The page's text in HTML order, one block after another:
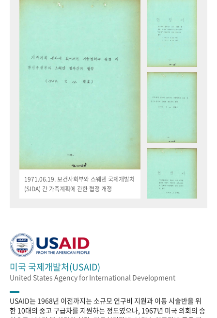
1971.06.19. 보건사회부와 스웨덴 국제개발처
(SIDA) 간 가족계획에 관한 협정 개정
미국 국제개발처(USAID)
United States Agency for International Development
USAID는 1968년 이전까지는 소규모 연구비 지원과 이동 시술반을 위
한 10대의 중고 구급차를 지원하는 정도였으나, 1967년 미국 의회의 승